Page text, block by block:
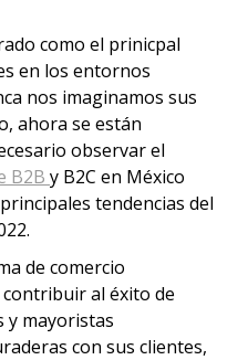
como el prinicpal
en los entornos
nos imaginamos sus
ahora se están
observar el
B2B y B2C en México
tendencias del
de comercio
al éxito de
y mayoristas
con sus clientes,